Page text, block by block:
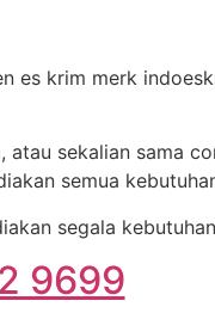
krim merk
sekalian sama
semua
segala
9699